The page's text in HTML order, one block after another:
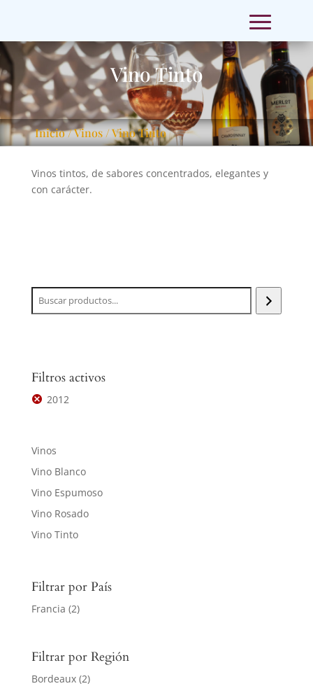
Vino Tinto
Inicio/Vinos / Vino Tinto
Vinos tintos, de sabores concentrados, elegantes y
con carácter.
Filtros activos
2012
Vinos
Vino Blanco
Vino Espumoso
Vino Rosado
Vino Tinto
Filtrar por País
Francia (2)
Filtrar por Región
Bordeaux (2)